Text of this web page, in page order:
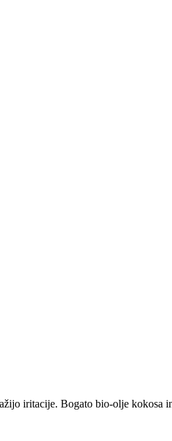
iritacije. Bogato bio-olje kokosa